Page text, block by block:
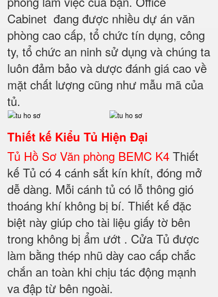
Cabinet đang được nhiều dự án văn
phòng cao cấp, tổ chức tín dụng, công
ty, tổ chức an ninh sử dụng và chúng ta
luôn đảm bảo và dược đánh giá cao về
mặt chất lượng cũng như mẫu mã của
tủ.
Thiết kế Kiểu Tủ Hiện Đại
Tủ Hồ Sơ Văn phòng BEMC K4 Thiết
kế Tủ có 4 cánh sắt kín khít, đóng mở
dễ dàng. Mỗi cánh tủ có lỗ thông gió
thoáng khí không bị bí. Thiết kế đặc
biệt này giúp cho tài liệu giấy tờ bên
trong không bị ẩm ướt . Cửa Tủ được
làm bằng thép nhũ dày cao cấp chắc
chắn an toàn khi chịu tác động mạnh
va đập từ bên ngoài.